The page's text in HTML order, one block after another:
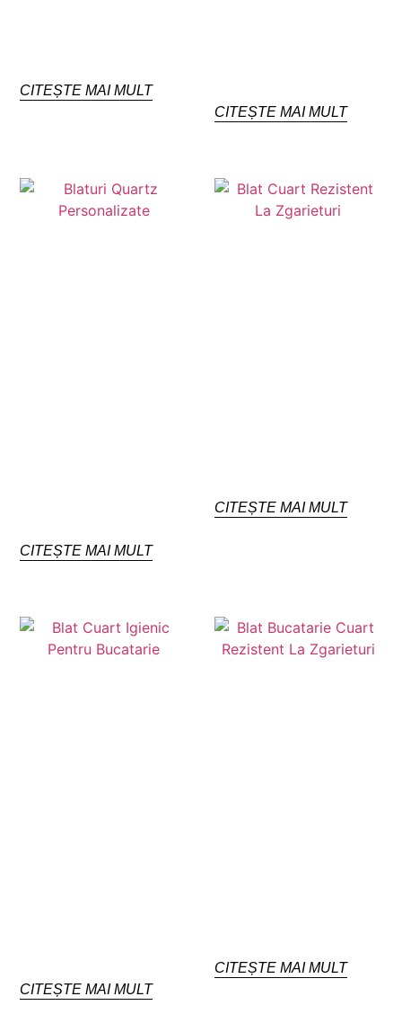
CITEȘTE MAI MULT
CITEȘTE MAI MULT
CITEȘTE MAI MULT
CITEȘTE MAI MULT
CITEȘTE MAI MULT
CITEȘTE MAI MULT